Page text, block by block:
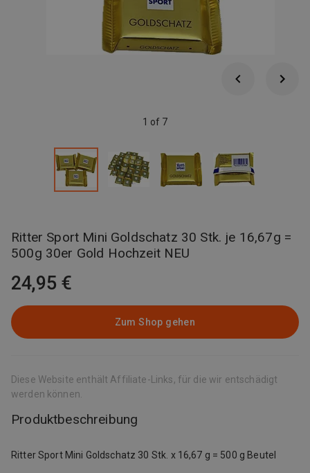
1 of 7
Ritter Sport Mini Goldschatz 30 Stk. je 16,67g =
500g 30er Gold Hochzeit NEU
24,95 €
Zum Shop gehen
Diese Website enthält Affiliate-Links, für die wir entschädigt
werden können.
Produktbeschreibung
Ritter Sport Mini Goldschatz 30 Stk. x 16,67 g = 500 g Beutel